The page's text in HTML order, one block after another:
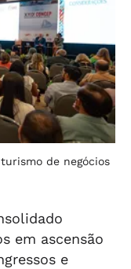
de negócios
em ascensão
e